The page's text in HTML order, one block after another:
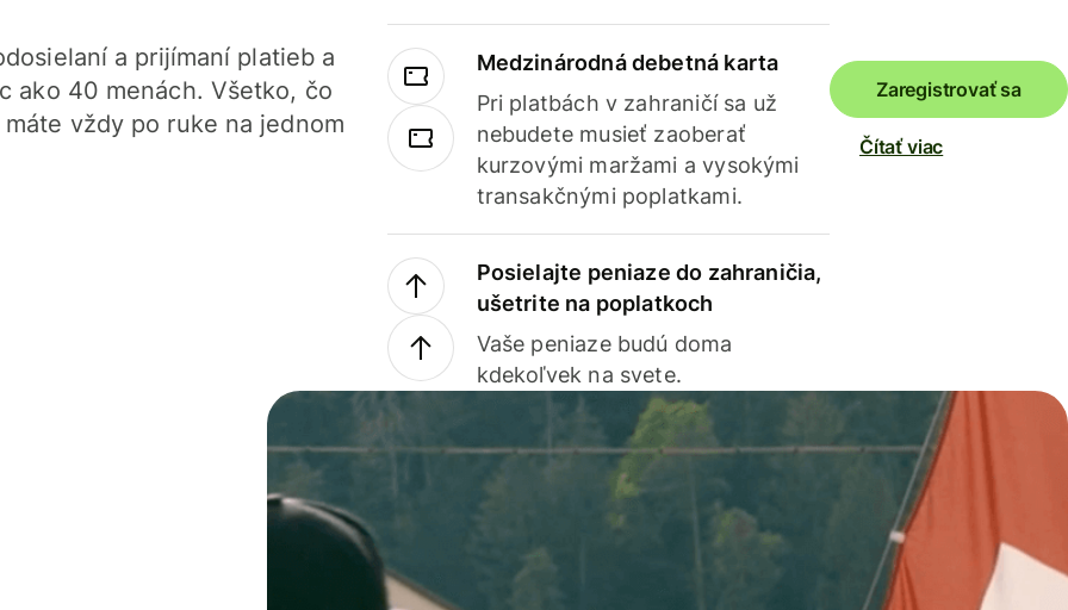
a prijímaní platieb a
ako 40 menách. Všetko, čo
vždy po ruke na jednom
Medzinárodná debetná karta
Pri platbách v zahraničí sa už
nebudete musieť zaoberať
kurzovými maržami a vysokými
transakčnými poplatkami.
Posielajte peniaze do zahraničia,
ušetrite na poplatkoch
Vaše peniaze budú doma
kdekoľvek na svete.
Zaregistrovať sa
Čítať viac